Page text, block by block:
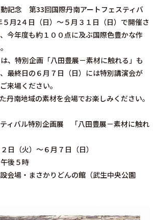
動記念 第33回国際丹南アートフェスティバ
月2４日（日）～５月３１日（日）で開催さ
今年度も約１００点に及ぶ国際色豊かな作
、特別企画「八田豊展－素材に触れる」も
最終日の６月７日（日）には特別講演会が
来場ください。
丹南地域の素材を会場でお楽しみください。
ィバル特別企画展 「八田豊展－素材に触れ
日（火）～６月７日（日）
後５時
会場・まさかりどんの館（武生中央公園